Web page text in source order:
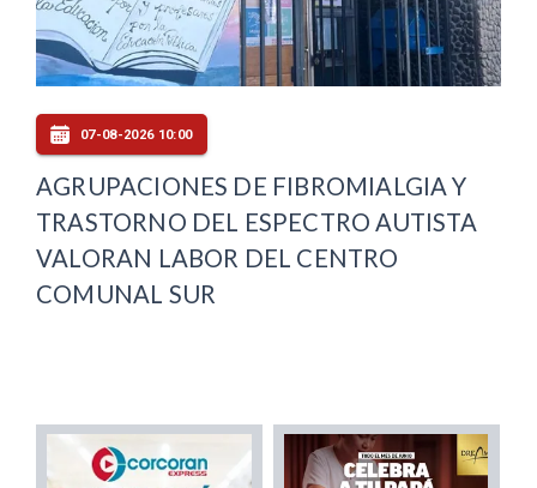
07-08-2026 10:00
AGRUPACIONES DE FIBROMIALGIA Y
TRASTORNO DEL ESPECTRO AUTISTA
VALORAN LABOR DEL CENTRO
COMUNAL SUR